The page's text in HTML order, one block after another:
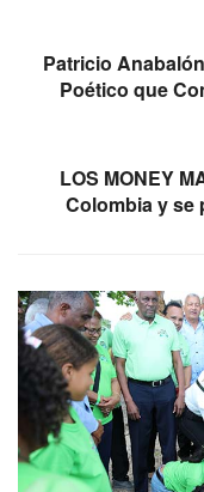
Patricio
Poético que
LOS MONEY
Colombia y se